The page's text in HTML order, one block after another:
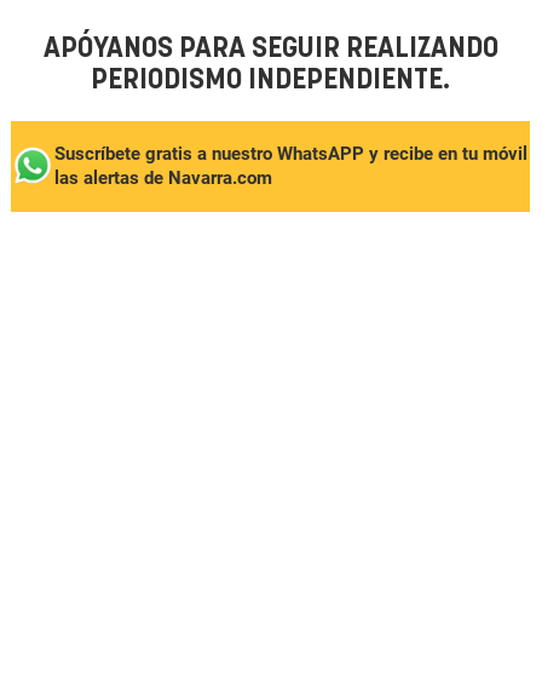
APÓYANOS PARA SEGUIR REALIZANDO
PERIODISMO INDEPENDIENTE.
Suscríbete gratis a nuestro WhatsAPP y recibe en tu móvil
las alertas de Navarra.com